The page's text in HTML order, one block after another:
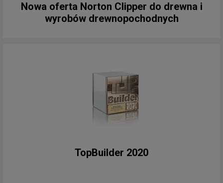
Nowa oferta Norton Clipper do drewna i
wyrobów drewnopochodnych
TopBuilder 2020